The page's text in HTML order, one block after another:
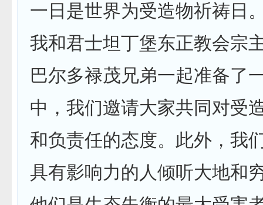
一日是世界为受造物祈祷日
我和君士坦丁堡东正教会宗
巴尔多禄茂兄弟一起准备了
中，我们邀请大家共同对受
和负责任的态度。此外，我
具有影响力的人倾听大地和